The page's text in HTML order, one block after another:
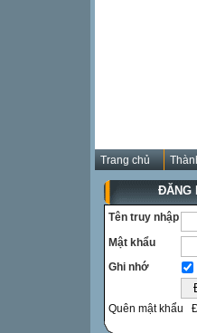
Trang chủ
ĐĂNG
Tên truy nhập
Mật khẩu
Ghi nhớ
Quên mật khẩu